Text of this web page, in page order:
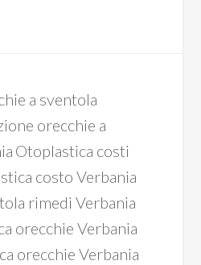
a sventola
orecchie a
Otoplastica costi
costo Verbania
rimedi Verbania
orecchie Verbania
orecchie Verbania